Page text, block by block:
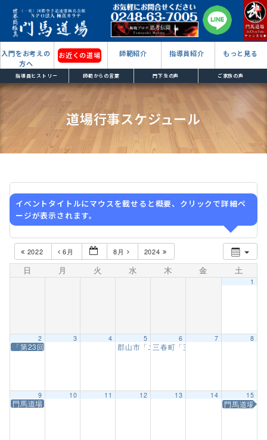
入門をお考えの
方へ
お近くの道場 師範紹介 指導員紹介 もっと見る
指導員ヒストリー 師範からの言葉 門下生の声 ご家族の声
道場行事スケジュール
イベントタイトルにマウスを載せると概要、クリックで詳細ペ
ージが表示されます。
2022 6月 8月 2024
日 月 火 水 木 金 土
1
2
「第23回ジパングカップ実戦空手道選手県大会」
3 4 5
郡山市「ユーパロ室ノ木保育園武道教室」
6
三春町「三春幼保園武道教室」
7 8
9
門馬道場「昇級審査会」
10 11 12 13 14 15
門馬道場「